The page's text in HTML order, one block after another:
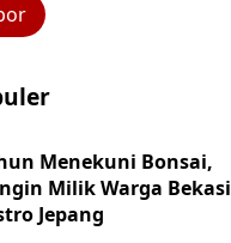
Menekuni Bonsai,
Milik Warga Bekasi
Jepang